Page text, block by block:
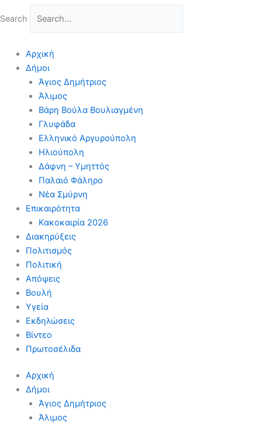
Search
Αρχική
Δήμοι
Άγιος Δημήτριος
Άλιμος
Βάρη Βούλα Βουλιαγμένη
Γλυφάδα
Ελληνικό Αργυρούπολη
Ηλιούπολη
Δάφνη – Υμηττός
Παλαιό Φάληρο
Νέα Σμύρνη
Επικαιρότητα
Κακοκαιρία 2026
Διακηρύξεις
Πολιτισμός
Πολιτική
Απόψεις
Βουλή
Υγεία
Εκδηλώσεις
Βίντεο
Πρωτοσέλιδα
Αρχική
Δήμοι
Άγιος Δημήτριος
Άλιμος